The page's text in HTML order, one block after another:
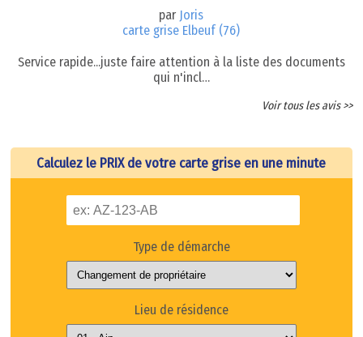
par Joris
carte grise Elbeuf (76)
Service rapide...juste faire attention à la liste des documents
qui n'incl…
Voir tous les avis >>
Calculez le PRIX de votre carte grise en une minute
Type de démarche
Lieu de résidence